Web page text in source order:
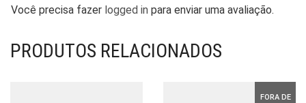
Você precisa fazer logged in para enviar uma avaliação.
PRODUTOS RELACIONADOS
FORA DE